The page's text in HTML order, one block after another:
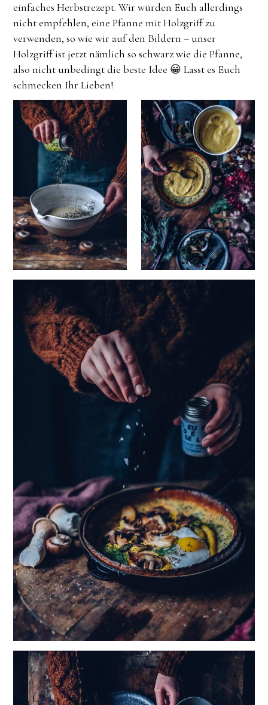
einfaches Herbstrezept. Wir würden Euch allerdings
nicht empfehlen, eine Pfanne mit Holzgriff zu
verwenden, so wie wir auf den Bildern – unser
Holzgriff ist jetzt nämlich so schwarz wie die Pfanne,
also nicht unbedingt die beste Idee 😀 Lasst es Euch
schmecken Ihr Lieben!